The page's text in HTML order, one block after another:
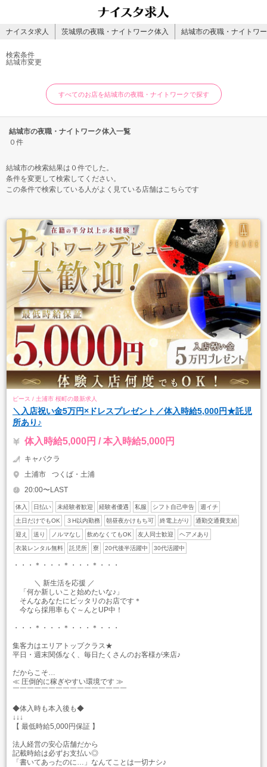
ナイスタ求人 茨城県の夜職・ナイトワーク体入 結城市の夜職・ナイトワ
検索条件
結城市変更
すべてのお店を結城市の夜職・ナイトワークで探す
結城市の夜職・ナイトワーク体入一覧
０件
結城市の検索結果は０件でした。
条件を変更して検索してください。
この条件で検索している人がよく見ている店舗はこちらです
ピース / 土浦市 桜町の最新求人
＼入店祝い金5万円×ドレスプレゼント／体入時給5,000円★託児
所あり♪
体入時給5,000円 / 本入時給5,000円
キャバクラ
土浦市
つくば・土浦
20:00〜LAST
体入 日払い 未経験者歓迎 経験者優遇 私服 シフト自己申告 週イチ
土日だけでもOK ３H以内勤務 朝昼夜かけもち可 終電上がり 通勤交通費支給
迎え 送り ノルマなし 飲めなくてもOK 友人同士歓迎 ヘアメあり
衣装レンタル無料 託児所 寮 20代後半活躍中 30代活躍中
・・・＊・・・＊・・・＊・・・
＼ 新生活を応援 ／
「何か新しいこと始めたいな♪」
そんなあなたにピッタリのお店です＊
今なら採用率もぐ～んとUP中！
・・・＊・・・＊・・・＊・・・
集客力はエリアトップクラス★
平日・週末関係なく、毎日たくさんのお客様が来店♪
だからこそ…
≪ 圧倒的に稼ぎやすい環境です ≫
￣￣￣￣￣￣￣￣￣￣￣￣￣￣￣￣
◆体入時も本入後も◆
↓↓↓
【 最低時給5,000円保証 】
法人経営の安心店舗だから
記載時給は必ずお支払い◎
「書いてあったのに…」なんてことは一切ナシ♪